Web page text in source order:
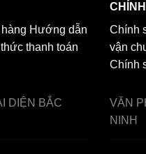
Hướng dẫn
thanh toán
Chính
vận
Chính
DIỆN BẮC
VĂN
NINH